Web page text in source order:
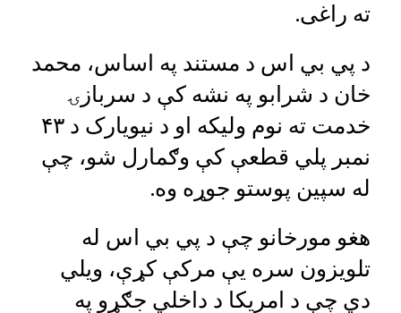
ته راغی.
د پي بي اس د مستند په اساس، محمد
خان د شرابو په نشه کې د سربازۍ
خدمت ته نوم ولیکه او د نیویارک د ۴۳
نمبر پلي قطعې کې وګمارل شو، چې
له سپین پوستو جوړه وه.
هغو مورخانو چې د پي بي اس له
تلویزون سره یې مرکې کړې، ویلي
دي چې د امریکا د داخلي جګړو په